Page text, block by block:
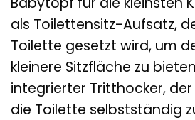
als Toilettensitz-Aufsatz,
Toilette gesetzt wird, um
kleinere Sitzfläche zu
integrierter Tritthocker,
die Toilette selbstständig